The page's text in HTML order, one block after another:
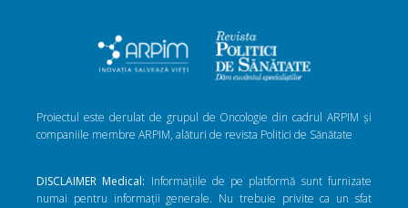
Proiectul este derulat de grupul de Oncologie din cadrul ARPIM și
companiile membre ARPIM, alături de revista Politici de Sănătate
DISCLAIMER Medical: Informațiile de pe platformă sunt furnizate
numai pentru informații generale. Nu trebuie privite ca un sfat